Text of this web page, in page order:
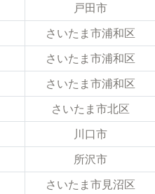
戸田市
さいたま市浦和区
さいたま市浦和区
さいたま市浦和区
さいたま市北区
川口市
所沢市
さいたま市見沼区